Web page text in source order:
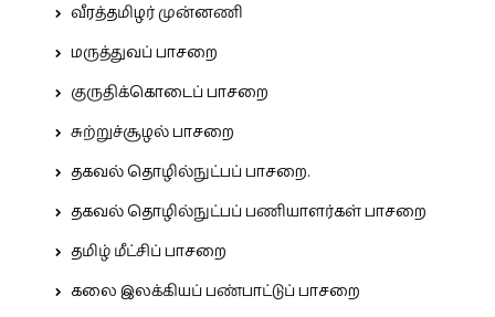
வீரத்தமிழர் முன்னணி
மருத்துவப் பாசறை
குருதிக்கொடைப் பாசறை
சுற்றுச்சூழல் பாசறை
தகவல் தொழில்நுட்பப் பாசறை.
தகவல் தொழில்நுட்பப் பணியாளர்கள் பாசறை
தமிழ் மீட்சிப் பாசறை
கலை இலக்கியப் பண்பாட்டுப் பாசறை